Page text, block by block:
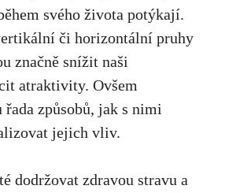
svého života potýkají.
​či horizontální pruhy
značně snížit naši
atraktivity.⁤ Ovšem
způsobů, jak⁣ s nimi
jejich vliv.
‍dodržovat zdravou stravu a